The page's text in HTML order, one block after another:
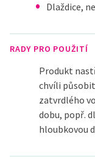
Dlaždice,
RADY PRO POUŽITÍ
Produkt
chvíli
zatvrdlého
dobu, popř.
hloubkovou